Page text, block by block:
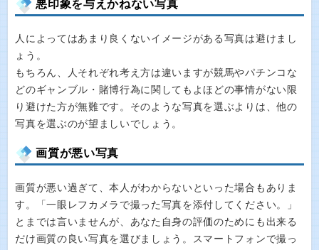
悪印象を与えかねない写真
人によってはあまり良くないイメージがある写真は避けまし
ょう。
もちろん、人それぞれ考え方は違いますが競馬やパチンコな
どのギャンブル・賭博行為に関してもよほどの事情がない限
り避けた方が無難です。そのような写真を選ぶよりは、他の
写真を選ぶのが望ましいでしょう。
画質が悪い写真
画質が悪い過ぎて、本人がわからないといった場合もありま
す。「一眼レフカメラで撮った写真を添付してください。」
とまでは言いませんが、あなた自身の評価のためにも出来る
だけ画質の良い写真を選びましょう。スマートフォンで撮っ